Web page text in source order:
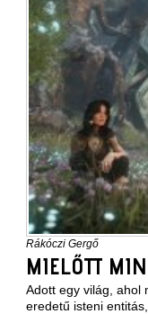
Rákóczi Gergő
MIELŐTT
Adott egy világ, ahol
eredetű isteni